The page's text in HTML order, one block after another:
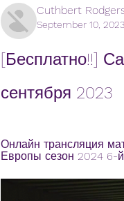
Cuthbert
September 10, 2023
[Бесплатно!!]
сентября 2023
Онлайн трансляция
Европы сезон 2024 6-й